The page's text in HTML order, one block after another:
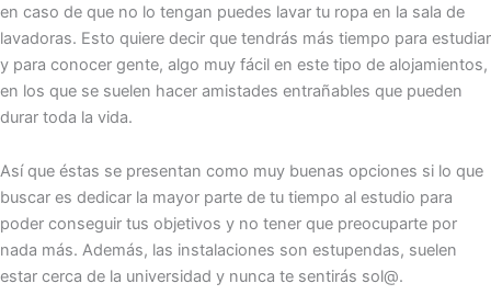
en caso de que no lo tengan puedes lavar tu ropa en la sala de
lavadoras. Esto quiere decir que tendrás más tiempo para estudiar
y para conocer gente, algo muy fácil en este tipo de alojamientos,
en los que se suelen hacer amistades entrañables que pueden
durar toda la vida.
Así que éstas se presentan como muy buenas opciones si lo que
buscar es dedicar la mayor parte de tu tiempo al estudio para
poder conseguir tus objetivos y no tener que preocuparte por
nada más. Además, las instalaciones son estupendas, suelen
estar cerca de la universidad y nunca te sentirás sol@.